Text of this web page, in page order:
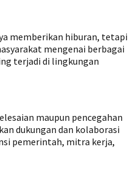
memberikan hiburan, tetapi
mengenai berbagai
terjadi di lingkungan
maupun pencegahan
dukungan dan kolaborasi
pemerintah, mitra kerja,